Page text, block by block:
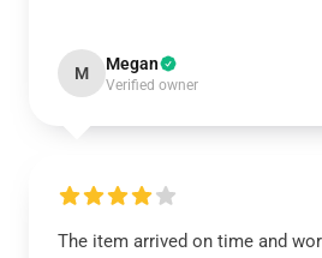
M Megan
Verified owner
The item arrived on time and